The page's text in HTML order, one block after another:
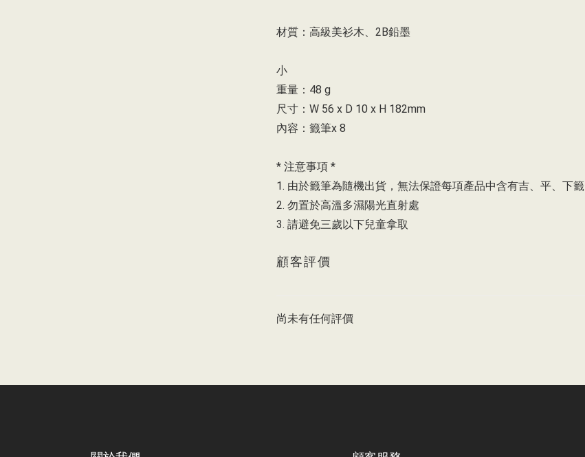
材質：高級美衫木、2B鉛墨
小
重量：48 g
尺寸：W 56 x D 10 x H 182mm
內容：籤筆x 8
* 注意事項 *
1. 由於籤筆為隨機出貨，無法保證每項產品中含有吉、平、下籤
2. 勿置於高溫多濕陽光直射處
3. 請避免三歲以下兒童拿取
顧客評價
尚未有任何評價